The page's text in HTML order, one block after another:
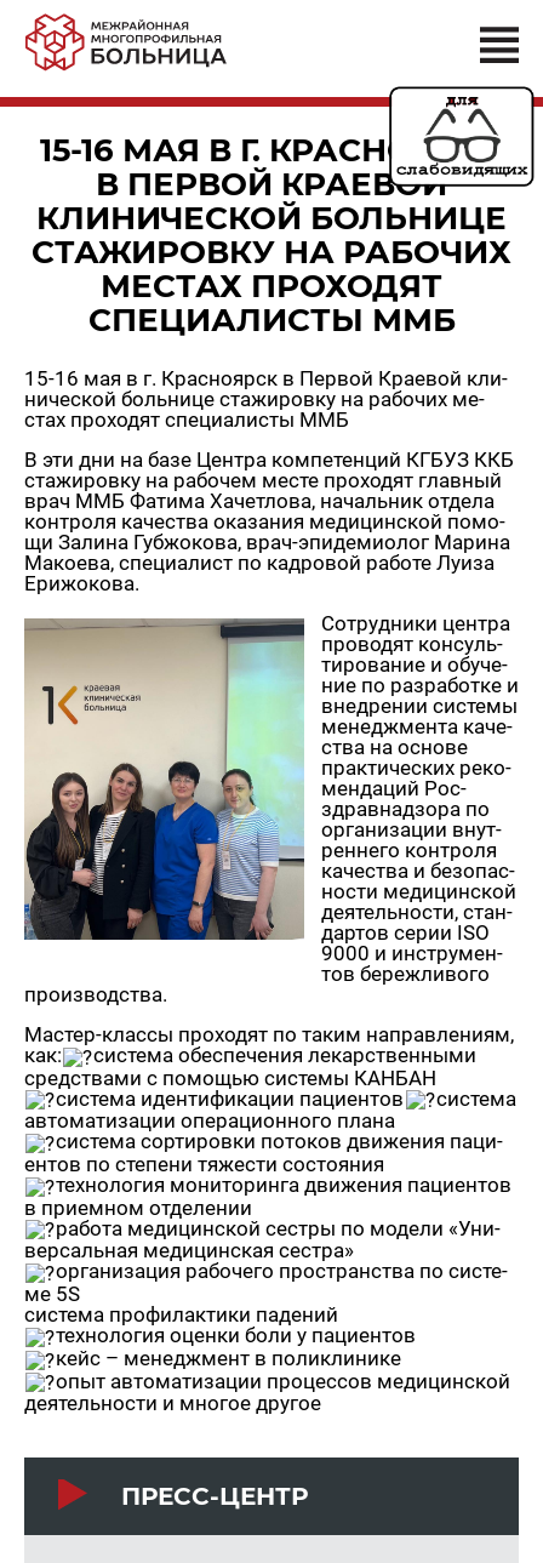
15-16 МАЯ В Г. КРАСНОЯРСК
В ПЕРВОЙ КРАЕВОЙ
КЛИНИЧЕСКОЙ БОЛЬНИЦЕ
СТАЖИРОВКУ НА РАБОЧИХ
МЕСТАХ ПРОХОДЯТ
СПЕЦИАЛИСТЫ ММБ
15-16 мая в г. Крас­но­ярск в Пер­вой Кра­е­вой кли­
ни­че­ской боль­ни­це ста­жи­ров­ку на ра­бо­чих ме­
стах про­хо­дят спе­ци­а­ли­сты ММБ
В эти дни на базе Цен­тра ком­пе­тен­ций КГБУЗ ККБ
ста­жи­ров­ку на ра­бо­чем месте про­хо­дят глав­ный
врач ММБ Фа­ти­ма Ха­чет­ло­ва, на­чаль­ник от­де­ла
кон­тро­ля ка­че­ства ока­за­ния ме­ди­цин­ской по­мо­
щи За­ли­на Губ­жо­ко­ва, врач-эпи­де­мио­лог Ма­ри­на
Ма­ко­е­ва, спе­ци­а­лист по кад­ро­вой ра­бо­те Луиза
Ери­жо­ко­ва.
Со­труд­ни­ки цен­тра
про­во­дят кон­суль­
ти­ро­ва­ние и обу­че­
ние по раз­ра­бот­ке и
внед­ре­нии си­сте­мы
ме­недж­мен­та ка­че­
ства на ос­но­ве
прак­ти­че­ских ре­ко­
мен­да­ций Рос­
здрав­над­зо­ра по
ор­га­ни­за­ции внут­
рен­не­го кон­тро­ля
ка­че­ства и без­опас­
но­сти ме­ди­цин­ской
де­я­тель­но­сти, стан­
дар­тов серии ISO
9000 и ин­стру­мен­
тов бе­реж­ли­во­го
про­из­вод­ства.
Ма­стер-клас­сы про­хо­дят по таким на­прав­ле­ни­ям,
как:
си­сте­ма обес­пе­че­ния ле­кар­ствен­ны­ми
сред­ства­ми с по­мо­щью си­сте­мы КАН­БАН
си­сте­ма иден­ти­фи­ка­ции па­ци­ен­тов
си­сте­ма
ав­то­ма­ти­за­ции опе­ра­ци­он­но­го плана
си­сте­ма сор­ти­ров­ки по­то­ков дви­же­ния па­ци­
ен­тов по сте­пе­ни тя­же­сти со­сто­я­ния
тех­но­ло­гия мо­ни­то­рин­га дви­же­ния па­ци­ен­тов
в при­ем­ном от­де­ле­нии
ра­бо­та ме­ди­цин­ской сест­ры по мо­де­ли «Уни­
вер­саль­ная ме­ди­цин­ская сест­ра»
ор­га­ни­за­ция ра­бо­че­го про­стран­ства по си­сте­
ме 5S
си­сте­ма про­фи­лак­ти­ки па­де­ний
тех­но­ло­гия оцен­ки боли у па­ци­ен­тов
кейс – ме­недж­мент в по­ли­кли­ни­ке
опыт ав­то­ма­ти­за­ции про­цес­сов ме­ди­цин­ской
де­я­тель­но­сти и мно­гое дру­гое
ПРЕСС-ЦЕНТР